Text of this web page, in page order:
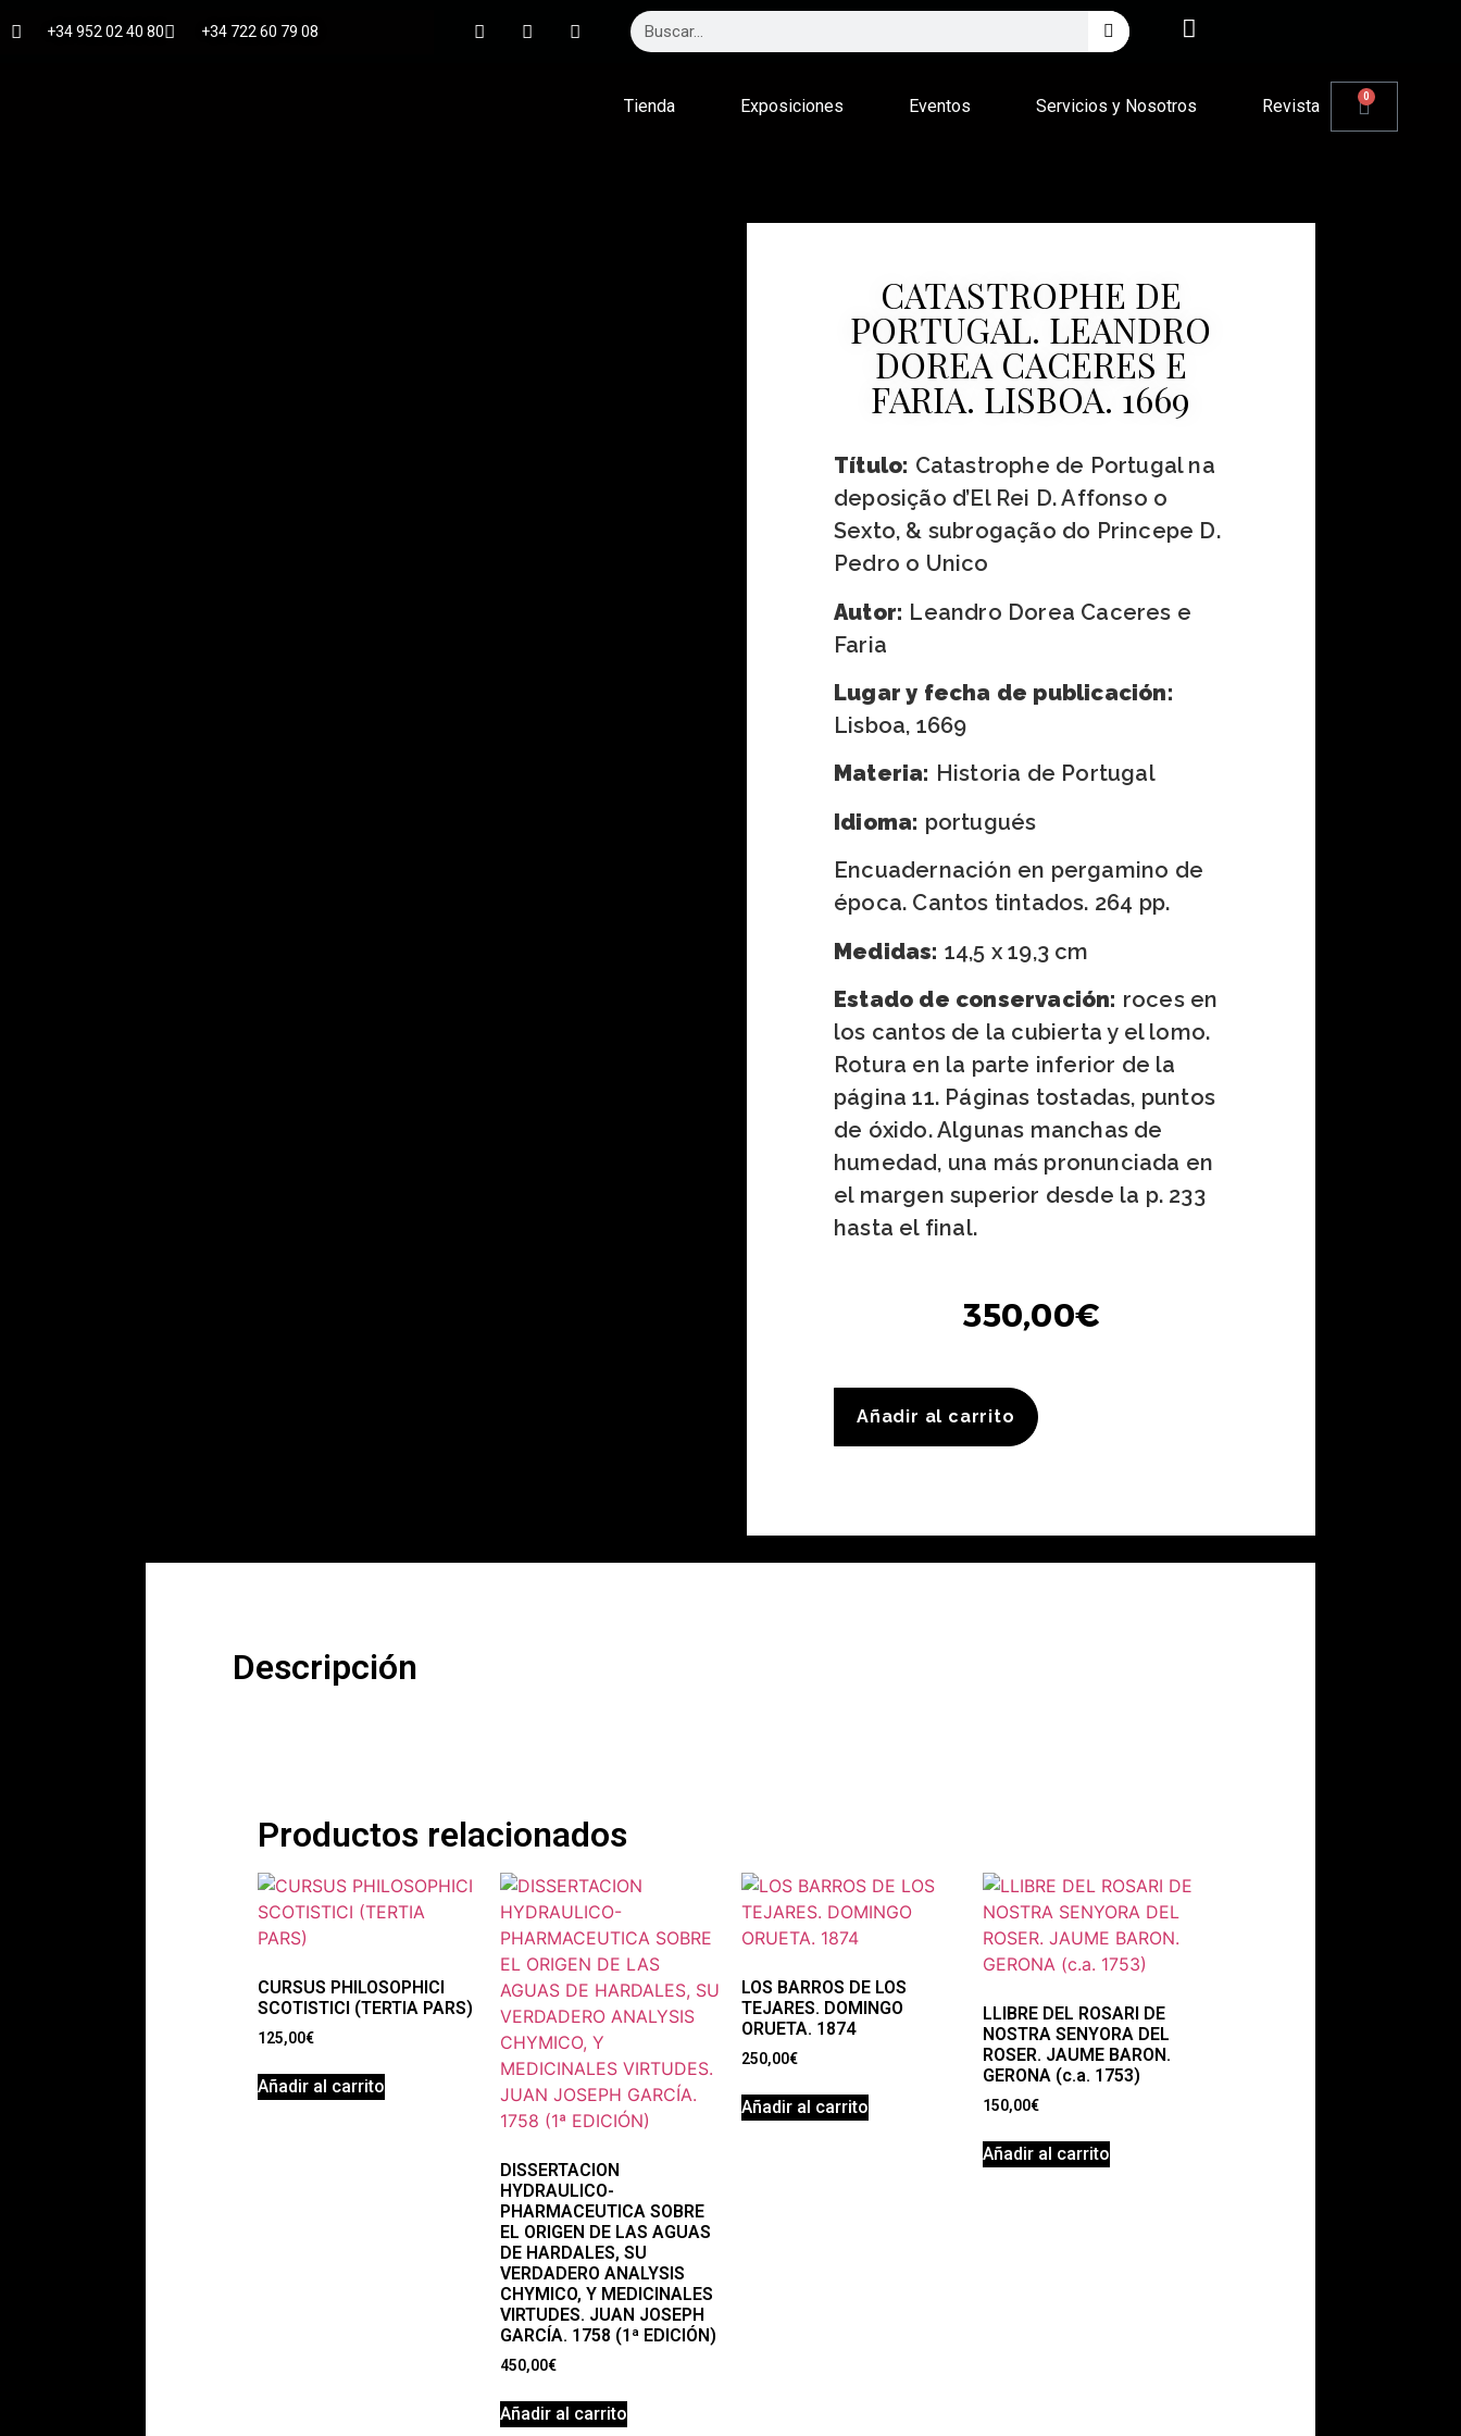
+34 952 02 40 80 +34 722 60 79 08
Tienda Exposiciones Eventos Servicios y Nosotros Revista 0
CATASTROPHE DE
PORTUGAL. LEANDRO
DOREA CACERES E
FARIA. LISBOA. 1669
Título: Catastrophe de Portugal na
deposição d’El Rei D. Affonso o
Sexto, & subrogação do Princepe D.
Pedro o Unico
Autor: Leandro Dorea Caceres e
Faria
Lugar y fecha de publicación:
Lisboa, 1669
Materia: Historia de Portugal
Idioma: portugués
Encuadernación en pergamino de
época. Cantos tintados. 264 pp.
Medidas: 14,5 x 19,3 cm
Estado de conservación: roces en
los cantos de la cubierta y el lomo.
Rotura en la parte inferior de la
página 11. Páginas tostadas, puntos
de óxido. Algunas manchas de
humedad, una más pronunciada en
el margen superior desde la p. 233
hasta el final.
350,00€
Añadir al carrito
Descripción
Productos relacionados
CURSUS PHILOSOPHICI
SCOTISTICI (TERTIA PARS)
125,00€
Añadir al carrito
DISSERTACION
HYDRAULICO-
PHARMACEUTICA SOBRE
EL ORIGEN DE LAS AGUAS
DE HARDALES, SU
VERDADERO ANALYSIS
CHYMICO, Y MEDICINALES
VIRTUDES. JUAN JOSEPH
GARCÍA. 1758 (1ª EDICIÓN)
450,00€
Añadir al carrito
LOS BARROS DE LOS
TEJARES. DOMINGO
ORUETA. 1874
250,00€
Añadir al carrito
LLIBRE DEL ROSARI DE
NOSTRA SENYORA DEL
ROSER. JAUME BARON.
GERONA (c.a. 1753)
150,00€
Añadir al carrito